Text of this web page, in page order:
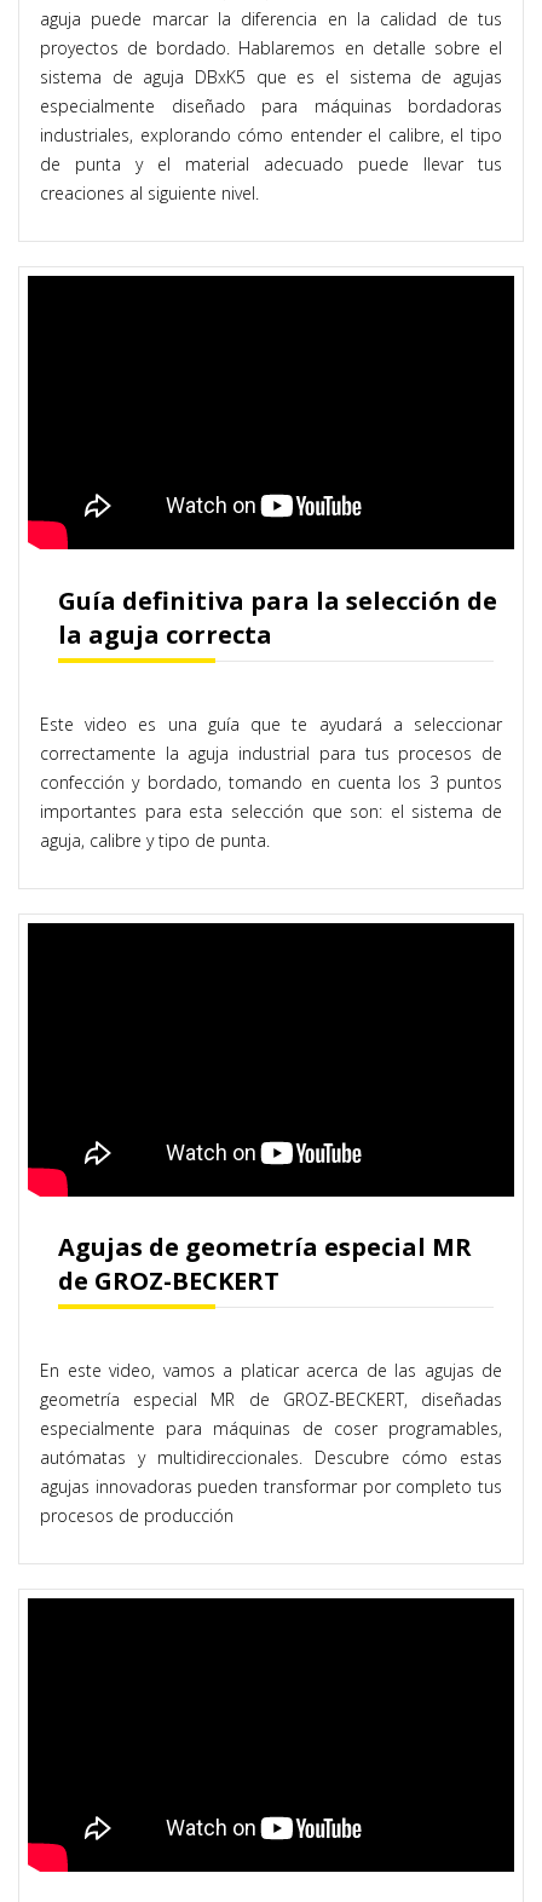
aguja puede marcar la diferencia en la calidad de tus
proyectos de bordado. Hablaremos en detalle sobre el
sistema de aguja DBxK5 que es el sistema de agujas
especialmente diseñado para máquinas bordadoras
industriales, explorando cómo entender el calibre, el tipo
de punta y el material adecuado puede llevar tus
creaciones al siguiente nivel.
Guía definitiva para la selección de
la aguja correcta
Este video es una guía que te ayudará a seleccionar
correctamente la aguja industrial para tus procesos de
confección y bordado, tomando en cuenta los 3 puntos
importantes para esta selección que son: el sistema de
aguja, calibre y tipo de punta.
Agujas de geometría especial MR
de GROZ-BECKERT
En este video, vamos a platicar acerca de las agujas de
geometría especial MR de GROZ-BECKERT, diseñadas
especialmente para máquinas de coser programables,
autómatas y multidireccionales. Descubre cómo estas
agujas innovadoras pueden transformar por completo tus
procesos de producción